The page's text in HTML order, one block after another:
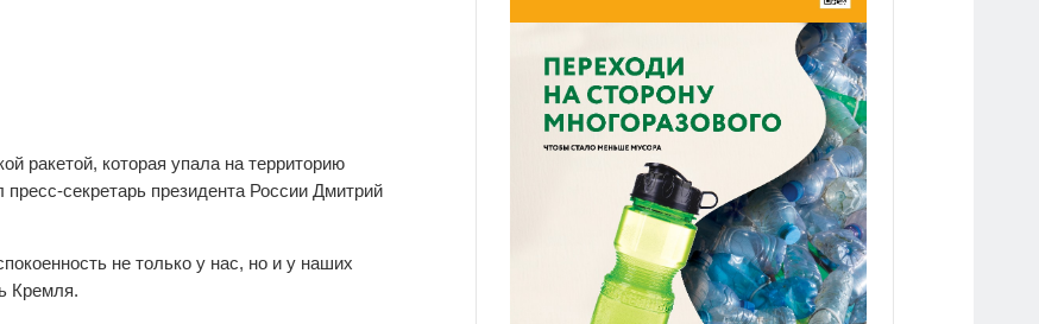
ракетой, которая упала на территорию
секретарь президента России Дмитрий
не только у нас, но и у наших
Кремля.